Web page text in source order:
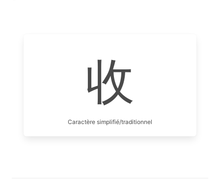
收
Caractère simplifié/traditionnel